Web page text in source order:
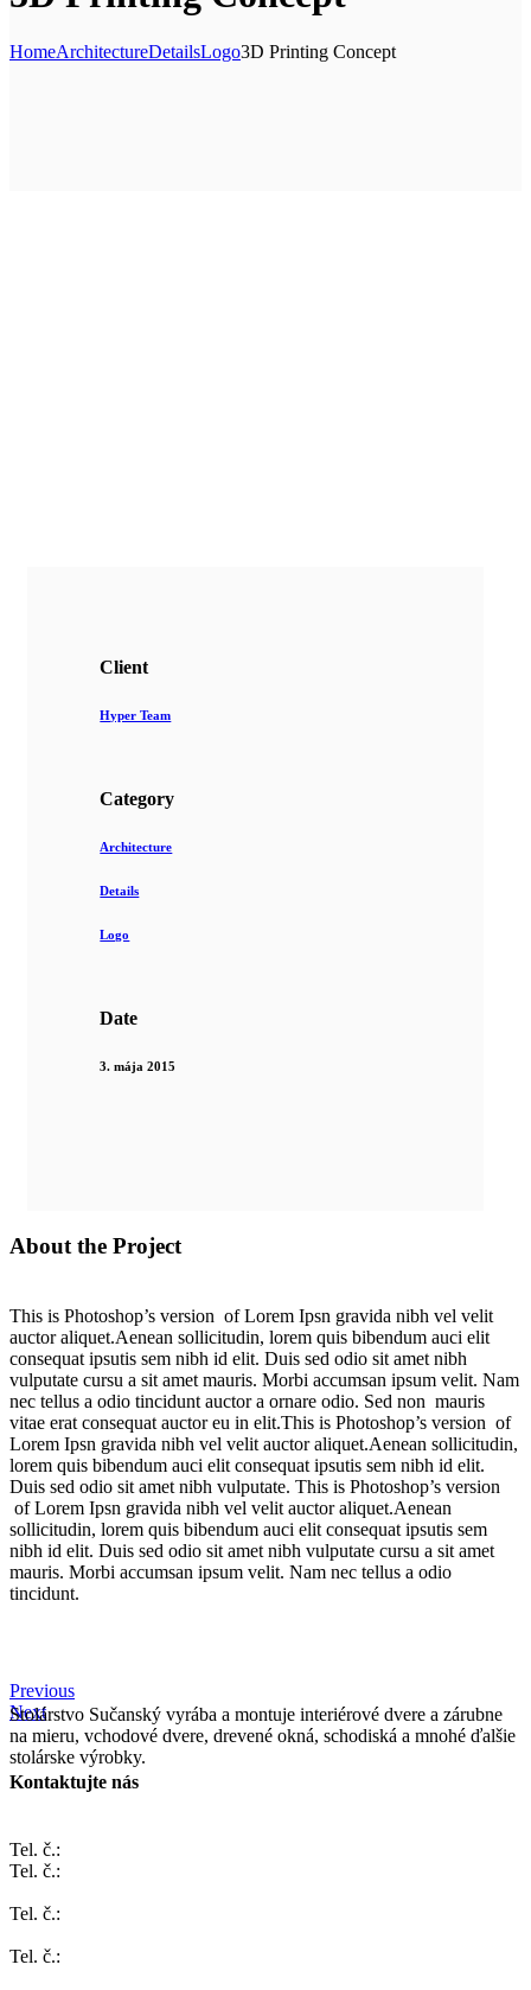
HomeArchitectureDetailsLogo3D Printing Concept
Client
Hyper Team
Category
Architecture
Details
Logo
Date
3. mája 2015
About the Project
This is Photoshop’s version of Lorem Ipsn gravida nibh vel velit
auctor aliquet.Aenean sollicitudin, lorem quis bibendum auci elit
consequat ipsutis sem nibh id elit. Duis sed odio sit amet nibh
vulputate cursu a sit amet mauris. Morbi accumsan ipsum velit. Nam
nec tellus a odio tincidunt auctor a ornare odio. Sed non mauris
vitae erat consequat auctor eu in elit.This is Photoshop’s version of
Lorem Ipsn gravida nibh vel velit auctor aliquet.Aenean sollicitudin,
lorem quis bibendum auci elit consequat ipsutis sem nibh id elit.
Duis sed odio sit amet nibh vulputate. This is Photoshop’s version
of Lorem Ipsn gravida nibh vel velit auctor aliquet.Aenean
sollicitudin, lorem quis bibendum auci elit consequat ipsutis sem
nibh id elit. Duis sed odio sit amet nibh vulputate cursu a sit amet
mauris. Morbi accumsan ipsum velit. Nam nec tellus a odio
tincidunt.
Previous
Next
Stolárstvo Sučanský vyrába a montuje interiérové dvere a zárubne
na mieru, vchodové dvere, drevené okná, schodiská a mnohé ďalšie
stolárske výrobky.
Kontaktujte nás
Tel. č.:
Tel. č.:
Tel. č.:
Tel. č.: